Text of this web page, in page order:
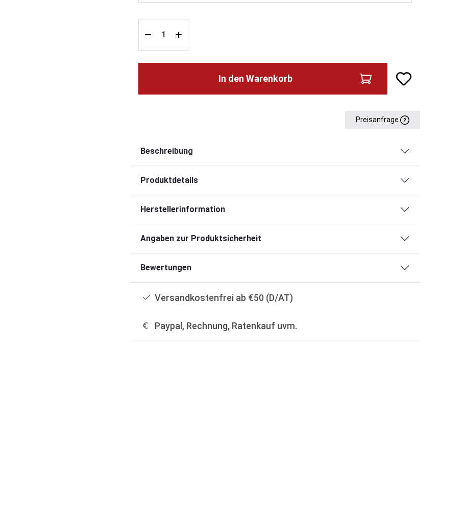
In den Warenkorb
Preisanfrage
Beschreibung
Produktdetails
Herstellerinformation
Angaben zur Produktsicherheit
Bewertungen
Versandkostenfrei ab €50 (D/AT)
Paypal, Rechnung, Ratenkauf uvm.